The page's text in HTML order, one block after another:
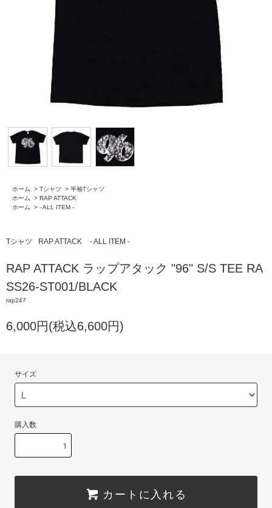
ホーム > Tシャツ > 半袖Tシャツ
ホーム
> RAP ATTACK
ホーム
> - ALL ITEM -
Tシャツ RAP ATTACK - ALL ITEM -
RAP ATTACK ラップアタック "96" S/S TEE RA
SS26-ST001/BLACK
rap247
6,000円(税込6,600円)
サイズ
購入数
カートに入れる